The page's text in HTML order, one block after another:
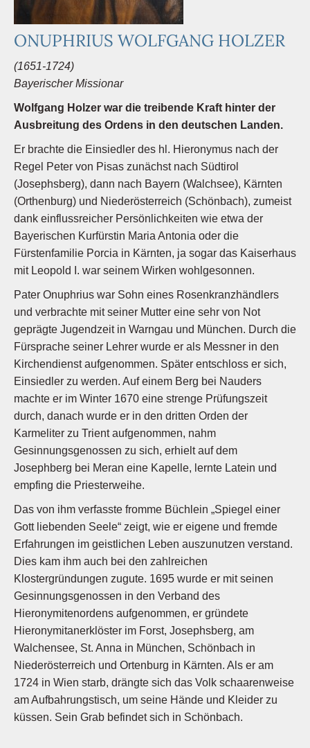
ONUPHRIUS WOLFGANG HOLZER
(1651-1724)
Bayerischer Missionar
Wolfgang Holzer war die treibende Kraft hinter der
Ausbreitung des Ordens in den deutschen Landen.
Er brachte die Einsiedler des hl. Hieronymus nach der
Regel Peter von Pisas zunächst nach Südtirol
(Josephsberg), dann nach Bayern (Walchsee), Kärnten
(Orthenburg) und Niederösterreich (Schönbach), zumeist
dank einflussreicher Persönlichkeiten wie etwa der
Bayerischen Kurfürstin Maria Antonia oder die
Fürstenfamilie Porcia in Kärnten, ja sogar das Kaiserhaus
mit Leopold I. war seinem Wirken wohlgesonnen.
Pater Onuphrius war Sohn eines Rosenkranzhändlers
und verbrachte mit seiner Mutter eine sehr von Not
geprägte Jugendzeit in Warngau und München. Durch die
Fürsprache seiner Lehrer wurde er als Messner in den
Kirchendienst aufgenommen. Später entschloss er sich,
Einsiedler zu werden. Auf einem Berg bei Nauders
machte er im Winter 1670 eine strenge Prüfungszeit
durch, danach wurde er in den dritten Orden der
Karmeliter zu Trient aufgenommen, nahm
Gesinnungsgenossen zu sich, erhielt auf dem
Josephberg bei Meran eine Kapelle, lernte Latein und
empfing die Priesterweihe.
Das von ihm verfasste fromme Büchlein „Spiegel einer
Gott liebenden Seele“ zeigt, wie er eigene und fremde
Erfahrungen im geistlichen Leben auszunutzen verstand.
Dies kam ihm auch bei den zahlreichen
Klostergründungen zugute. 1695 wurde er mit seinen
Gesinnungsgenossen in den Verband des
Hieronymitenordens aufgenommen, er gründete
Hieronymitanerklöster im Forst, Josephsberg, am
Walchensee, St. Anna in München, Schönbach in
Niederösterreich und Ortenburg in Kärnten. Als er am
1724 in Wien starb, drängte sich das Volk schaarenweise
am Aufbahrungstisch, um seine Hände und Kleider zu
küssen. Sein Grab befindet sich in Schönbach.